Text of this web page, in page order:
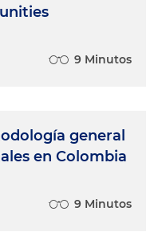
9 Minutos
general
en Colombia
9 Minutos